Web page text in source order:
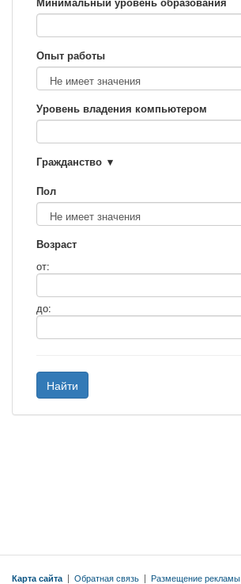
Опыт работы
Уровень владения компьютером
Гражданство
Пол
Возраст
от:
до:
Найти
Карта сайта | Обратная связь | Размещение рекламы